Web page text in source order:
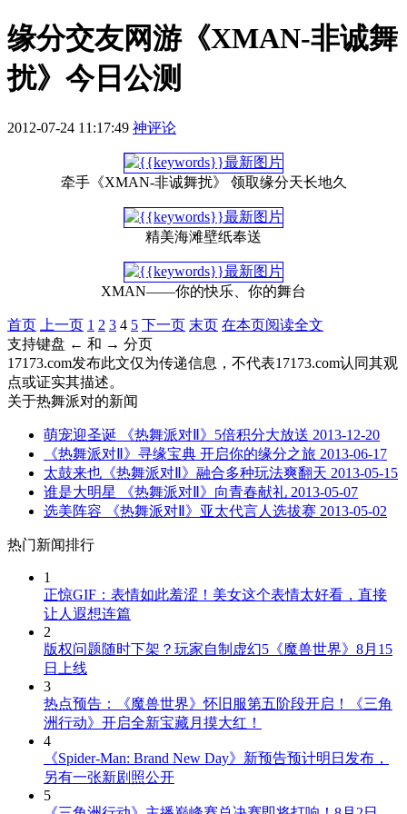
缘分交友网游《XMAN-非诚舞
扰》今日公测
2012-07-24 11:17:49 神评论
牵手《XMAN-非诚舞扰》 领取缘分天长地久
精美海滩壁纸奉送
XMAN——你的快乐、你的舞台
首页 上一页 1 2 3 4 5 下一页 末页 在本页阅读全文
支持键盘 ← 和 → 分页
17173.com发布此文仅为传递信息，不代表17173.com认同其观
点或证实其描述。
关于热舞派对的新闻
萌宠迎圣诞 《热舞派对Ⅱ》5倍积分大放送 2013-12-20
《热舞派对Ⅱ》寻缘宝典 开启你的缘分之旅 2013-06-17
太鼓来也《热舞派对Ⅱ》融合多种玩法爽翻天 2013-05-15
谁是大明星 《热舞派对Ⅱ》向青春献礼 2013-05-07
选美阵容 《热舞派对Ⅱ》亚太代言人选拔赛 2013-05-02
热门新闻排行
1
正惊GIF：表情如此羞涩！美女这个表情太好看，直接
让人遐想连篇
2
版权问题随时下架？玩家自制虚幻5《魔兽世界》8月15
日上线
3
热点预告：《魔兽世界》怀旧服第五阶段开启！《三角
洲行动》开启全新宝藏月摸大红！
4
《Spider-Man: Brand New Day》新预告预计明日发布，
另有一张新剧照公开
5